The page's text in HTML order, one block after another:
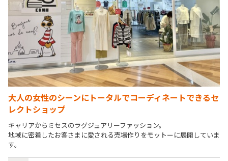
大人の女性のシーンにトータルでコーディネートできるセ
レクトショップ
キャリアからミセスのラグジュアリーファッション。
地域に密着したお客さまに愛される売場作りをモットーに展開していま
す。